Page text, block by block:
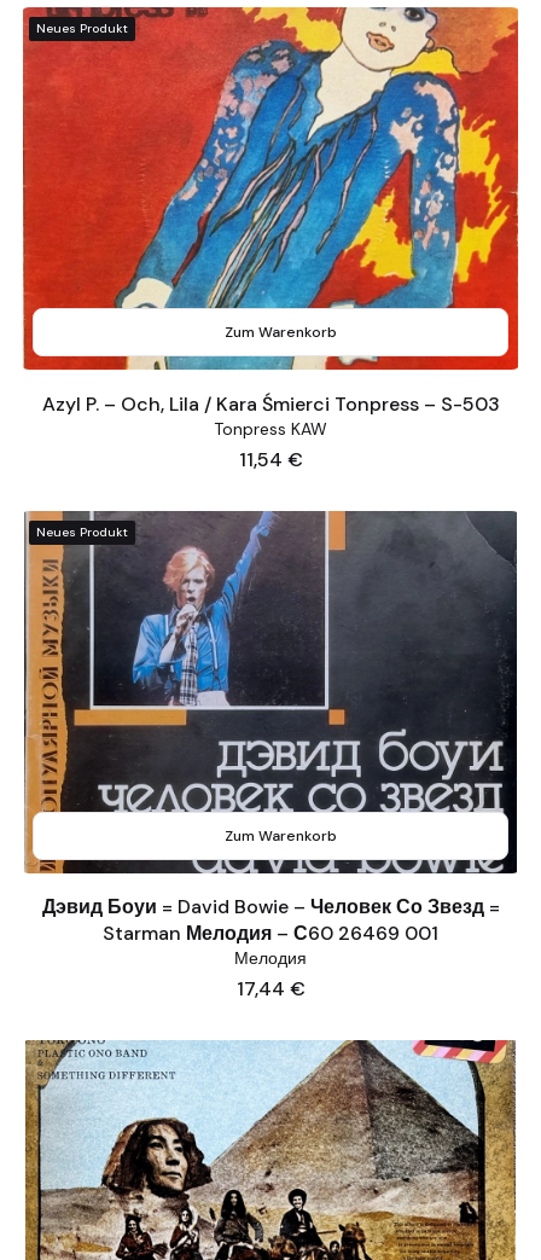
Neues Produkt
Zum Warenkorb
Azyl P. – Och, Lila / Kara Śmierci Tonpress – S-503
Tonpress KAW
Preis
11,54 €
Neues Produkt
Zum Warenkorb
Дэвид Боуи = David Bowie – Человек Со Звезд =
Starman Мелодия – С60 26469 001
Мелодия
Preis
17,44 €